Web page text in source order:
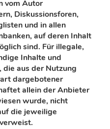
vom Autor
Diskussionsforen,
und in allen
auf deren Inhalt
sind. Für illegale,
Inhalte und
die aus der Nutzung
dargebotener
allein der Anbieter
wurde, nicht
die jeweilige